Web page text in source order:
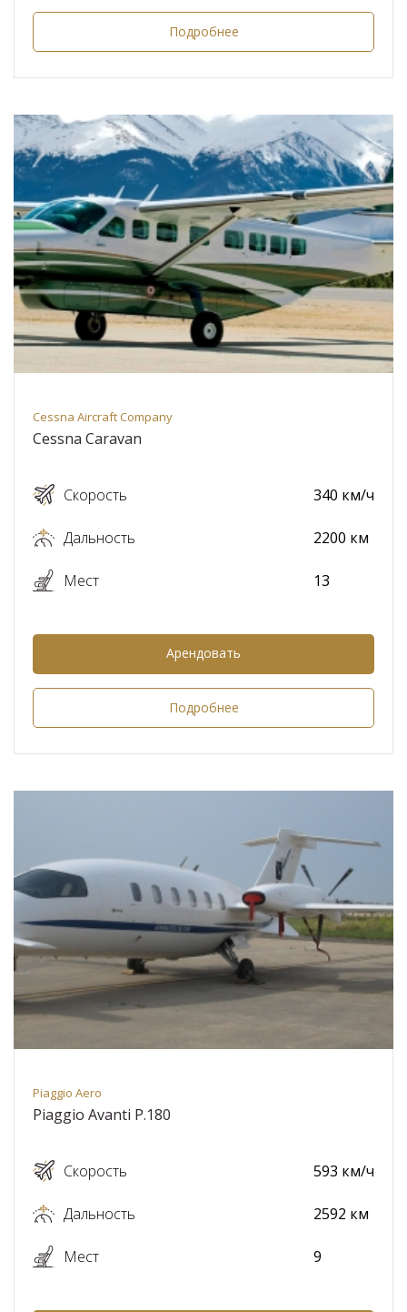
Подробнее
Cessna Aircraft Company
Cessna Caravan
Скорость
Дальность
Мест
340 км/ч
2200 км
13
Арендовать
Подробнее
Piaggio Aero
Piaggio Avanti P.180
Скорость
Дальность
Мест
593 км/ч
2592 км
9